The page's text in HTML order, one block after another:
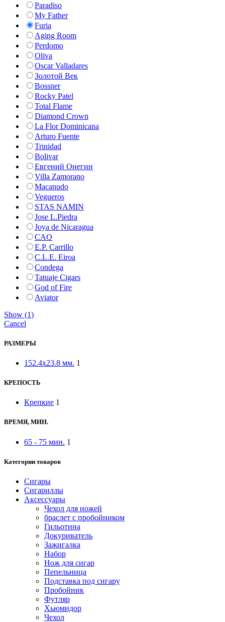
Paradiso
My Father
Furia
Aging Room
Perdomo
Oliva
Oscar Valladares
Золотой Век
Bossner
Rocky Patel
Total Flame
Diamond Crown
La Flor Dominicana
Arturo Fuente
Trinidad
Bolivar
Евгений Онегин
Villa Zamorano
Macanudo
Vegueros
STAS NAMIN
Jose L.Piedra
Joya de Nicaragua
CAO
E.P. Carrillo
C.L.E. Eiroa
Condega
Tatuaje Cigars
God of Fire
Aviator
Show (1)
Cancel
РАЗМЕРЫ
152.4x23.8 мм. 1
КРЕПОСТЬ
Крепкие 1
ВРЕМЯ, МИН.
65 - 75 мин. 1
Категории товаров
Сигары
Сигариллы
Аксессуары
Чехол для ножей
браслет с пробойником
Гильотина
Докуриватель
Зажигалка
Набор
Нож для сигар
Пепельница
Подставка под сигару
Пробойник
Футляр
Хьюмидор
Чехол